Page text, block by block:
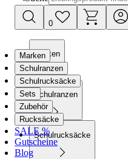
0
Marken
Schulranzen
Schulrucksäcke
Marken
Schulranzen
Schulrucksäcke
Sets
Zubehör
Rucksäcke
SALE %
Gutscheine
Blog